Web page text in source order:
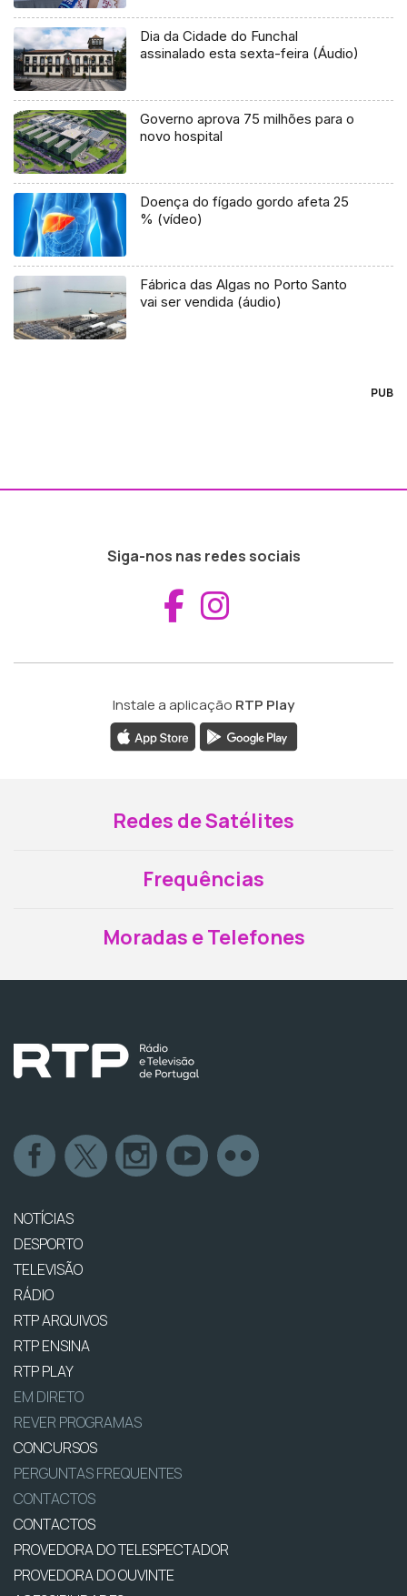
Dia da Cidade do Funchal
assinalado esta sexta-feira (Áudio)
Governo aprova 75 milhões para o
novo hospital
Doença do fígado gordo afeta 25
% (vídeo)
Fábrica das Algas no Porto Santo
vai ser vendida (áudio)
PUB
Siga-nos nas redes sociais
Aceder ao
Instale a aplicação RTP Play
Redes de Satélites
Frequências
Moradas e Telefones
NOTÍCIAS
DESPORTO
TELEVISÃO
RÁDIO
RTP ARQUIVOS
RTP ENSINA
RTP PLAY
EM DIRETO
REVER PROGRAMAS
CONCURSOS
PERGUNTAS FREQUENTES
CONTACTOS
CONTACTOS
PROVEDORA DO TELESPECTADOR
PROVEDORA DO OUVINTE